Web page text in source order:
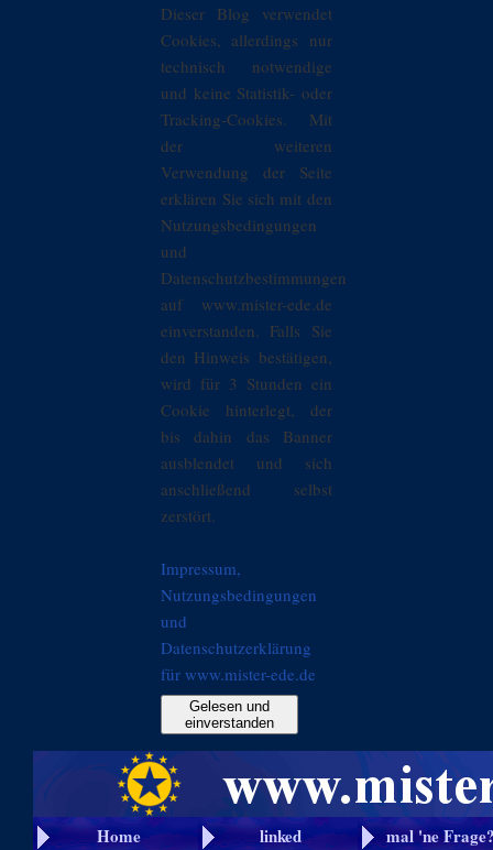
Dieser Blog verwendet
Cookies, allerdings nur
technisch notwendige
und keine Statistik- oder
Tracking-Cookies. Mit
der weiteren
Verwendung der Seite
erklären Sie sich mit den
Nutzungsbedingungen
und
Datenschutzbestimmungen
auf www.mister-ede.de
einverstanden. Falls Sie
den Hinweis bestätigen,
wird für 3 Stunden ein
Cookie hinterlegt, der
bis dahin das Banner
ausblendet und sich
anschließend selbst
zerstört.
Impressum,
Nutzungsbedingungen
und
Datenschutzerklärung
für www.mister-ede.de
Gelesen und
einverstanden
Home linked
mal 'ne